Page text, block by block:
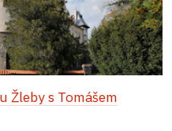
Žleby s Tomášem